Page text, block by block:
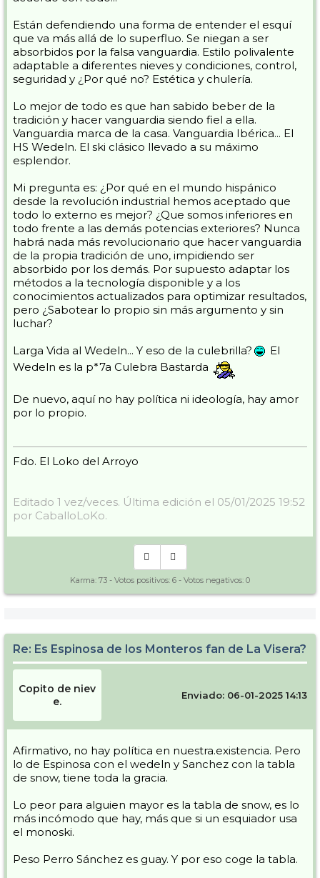
Están defendiendo una forma de entender el esquí
que va más allá de lo superfluo. Se niegan a ser
absorbidos por la falsa vanguardia. Estilo polivalente
adaptable a diferentes nieves y condiciones, control,
seguridad y ¿Por qué no? Estética y chulería.
Lo mejor de todo es que han sabido beber de la
tradición y hacer vanguardia siendo fiel a ella.
Vanguardia marca de la casa. Vanguardia Ibérica... El
HS Wedeln. El ski clásico llevado a su máximo
esplendor.
Mi pregunta es: ¿Por qué en el mundo hispánico
desde la revolución industrial hemos aceptado que
todo lo externo es mejor? ¿Que somos inferiores en
todo frente a las demás potencias exteriores? Nunca
habrá nada más revolucionario que hacer vanguardia
de la propia tradición de uno, impidiendo ser
absorbido por los demás. Por supuesto adaptar los
métodos a la tecnología disponible y a los
conocimientos actualizados para optimizar resultados,
pero ¿Sabotear lo propio sin más argumento y sin
luchar?
Larga Vida al Wedeln... Y eso de la culebrilla?
El
Wedeln es la p*7a Culebra Bastarda
De nuevo, aquí no hay política ni ideología, hay amor
por lo propio.
Fdo. El Loko del Arroyo
Editado 1 vez/veces. Última edición el 05/01/2025 19:52
por CaballoLoKo.
Karma: 73 - Votos positivos: 6 - Votos negativos: 0
Re: Es Espinosa de los Monteros fan de La Visera?
Copito de niev
e.
Enviado: 06-01-2025 14:13
Afirmativo, no hay política en nuestra.existencia. Pero
lo de Espinosa con el wedeln y Sanchez con la tabla
de snow, tiene toda la gracia.
Lo peor para alguien mayor es la tabla de snow, es lo
más incómodo que hay, más que si un esquiador usa
el monoski.
Peso Perro Sánchez es guay. Y por eso coge la tabla.